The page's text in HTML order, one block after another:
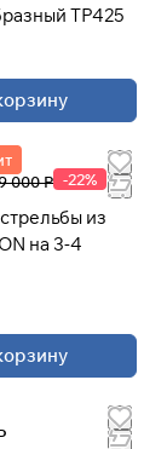
TP425
000 Р -22%
из
3-4